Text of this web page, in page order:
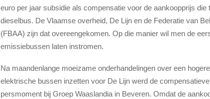
euro per jaar subsidie als compensatie voor de aankoopprijs
dieselbus. De Vlaamse overheid, De Lijn en de Federatie van
(FBAA) zijn dat overeengekomen. Op die manier wil men de
emissiebussen laten instromen.
Na maandenlange moeizame onderhandelingen over een
elektrische bussen inzetten voor De Lijn werd de
persmoment bij Groep Waaslandia in Beveren. Omdat de